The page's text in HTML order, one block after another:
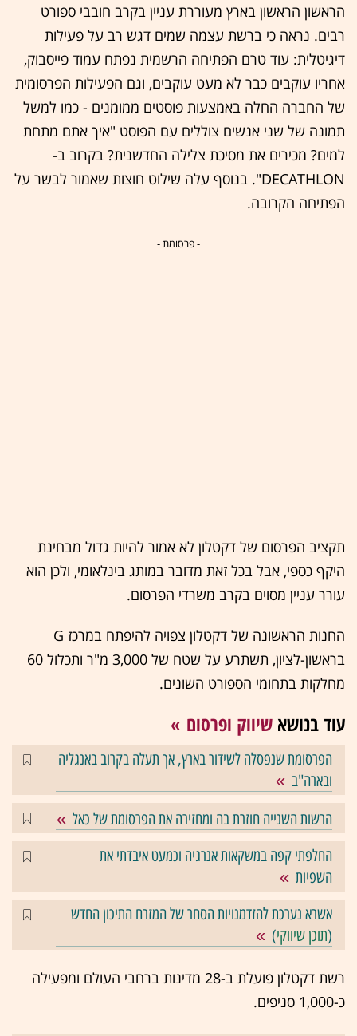
הראשון הראשון בארץ מעוררת עניין בקרב חובבי ספורט
רבים. נראה כי ברשת עצמה שמים דגש רב על פעילות
דיגיטלית: עוד טרם הפתיחה הרשמית נפתח עמוד פייסבוק,
אחריו עוקבים כבר לא מעט עוקבים, וגם הפעילות הפרסומית
של החברה החלה באמצעות פוסטים ממומנים - כמו למשל
תמונה של שני אנשים צוללים עם הפוסט "איך אתם מתחת
למים? מכירים את מסיכת צלילה החדשנית? בקרוב ב-
DECATHLON". בנוסף עלה שילוט חוצות שאמור לבשר על
הפתיחה הקרובה.
- פרסומת -
תקציב הפרסום של דקטלון לא אמור להיות גדול מבחינת
היקף כספי, אבל בכל זאת מדובר במותג בינלאומי, ולכן הוא
עורר עניין מסוים בקרב משרדי הפרסום.
החנות הראשונה של דקטלון צפויה להיפתח במרכז G
בראשון-לציון, תשתרע על שטח של 3,000 מ"ר ותכלול 60
מחלקות בתחומי הספורט השונים.
עוד בנושא שיווק ופרסום
הפרסומת שנפסלה לשידור בארץ, אך תעלה בקרוב באנגליה
ובארה"ב
הרשות השנייה חוזרת בה ומחזירה את הפרסומת של כאל
החלפתי קפה במשקאות אנרגיה וכמעט איבדתי את
השפיות
אשרא נערכת להזדמנויות הסחר של המזרח התיכון החדש
(תוכן שיווקי)
רשת דקטלון פועלת ב-28 מדינות ברחבי העולם ומפעילה
כ-1,000 סניפים.